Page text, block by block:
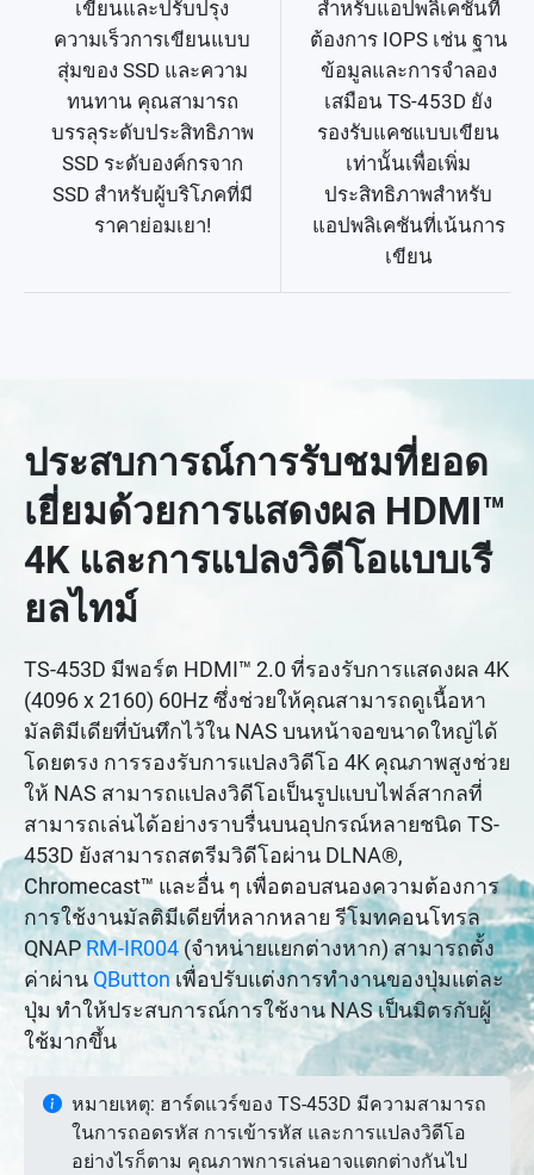
เขียนและปรับปรุง
ความเร็วการเขียนแบบ
สุ่มของ SSD และความ
ทนทาน คุณสามารถ
บรรลุระดับประสิทธิภาพ
SSD ระดับองค์กรจาก
SSD สำหรับผู้บริโภคที่มี
ราคาย่อมเยา!
สำหรับแอปพลิเคชันที่
ต้องการ IOPS เช่น ฐาน
ข้อมูลและการจำลอง
เสมือน TS-453D ยัง
รองรับแคชแบบเขียน
เท่านั้นเพื่อเพิ่ม
ประสิทธิภาพสำหรับ
แอปพลิเคชันที่เน้นการ
เขียน
ประสบการณ์การรับชมที่ยอด
เยี่ยมด้วยการแสดงผล HDMI™
4K และการแปลงวิดีโอแบบเรี
ยลไทม์
TS-453D มีพอร์ต HDMI™ 2.0 ที่รองรับการแสดงผล 4K
(4096 x 2160) 60Hz ซึ่งช่วยให้คุณสามารถดูเนื้อหา
มัลติมีเดียที่บันทึกไว้ใน NAS บนหน้าจอขนาดใหญ่ได้
โดยตรง การรองรับการแปลงวิดีโอ 4K คุณภาพสูงช่วย
ให้ NAS สามารถแปลงวิดีโอเป็นรูปแบบไฟล์สากลที่
สามารถเล่นได้อย่างราบรื่นบนอุปกรณ์หลายชนิด TS-
453D ยังสามารถสตรีมวิดีโอผ่าน DLNA®,
Chromecast™ และอื่น ๆ เพื่อตอบสนองความต้องการ
การใช้งานมัลติมีเดียที่หลากหลาย รีโมทคอนโทรล
QNAPRM-IR004 (จำหน่ายแยกต่างหาก) สามารถตั้ง
ค่าผ่าน QButtonเพื่อปรับแต่งการทำงานของปุ่มแต่ละ
ปุ่ม ทำให้ประสบการณ์การใช้งาน NAS เป็นมิตรกับผู้
ใช้มากขึ้น
หมายเหตุ: ฮาร์ดแวร์ของ TS-453D มีความสามารถ
ในการถอดรหัส การเข้ารหัส และการแปลงวิดีโอ
อย่างไรก็ตาม คุณภาพการเล่นอาจแตกต่างกันไป